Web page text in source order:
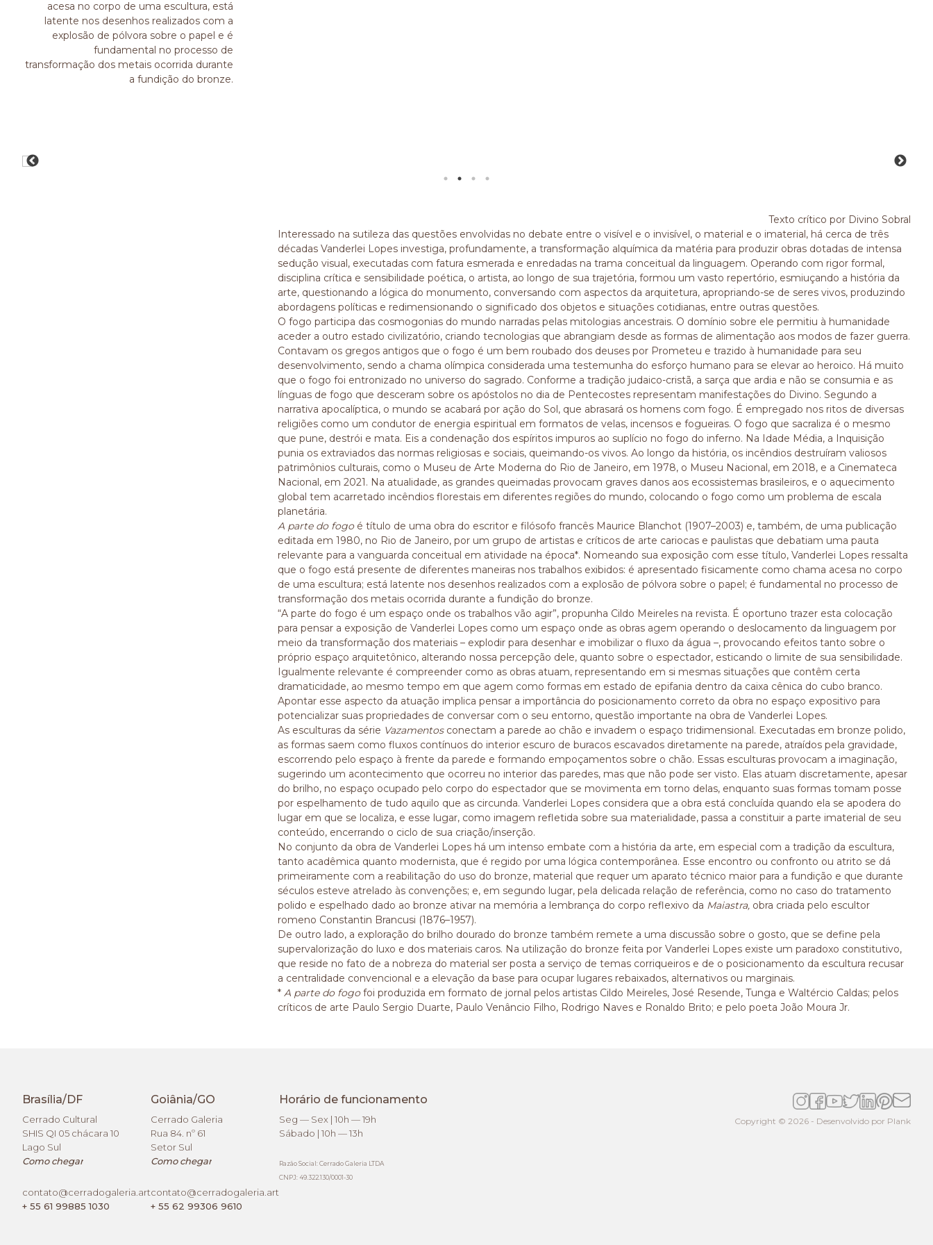
acesa no corpo de uma escultura, está
latente nos desenhos realizados com a
explosão de pólvora sobre o papel e é
fundamental no processo de
transformação dos metais ocorrida durante
a fundição do bronze.
Texto crítico por Divino Sobral
Interessado na sutileza das questões envolvidas no debate entre o visível e o invisível, o material e o imaterial, há cerca de três
décadas Vanderlei Lopes investiga, profundamente, a transformação alquímica da matéria para produzir obras dotadas de intensa
sedução visual, executadas com fatura esmerada e enredadas na trama conceitual da linguagem. Operando com rigor formal,
disciplina crítica e sensibilidade poética, o artista, ao longo de sua trajetória, formou um vasto repertório, esmiuçando a história da
arte, questionando a lógica do monumento, conversando com aspectos da arquitetura, apropriando-se de seres vivos, produzindo
abordagens políticas e redimensionando o significado dos objetos e situações cotidianas, entre outras questões.
O fogo participa das cosmogonias do mundo narradas pelas mitologias ancestrais. O domínio sobre ele permitiu à humanidade
aceder a outro estado civilizatório, criando tecnologias que abrangiam desde as formas de alimentação aos modos de fazer guerra.
Contavam os gregos antigos que o fogo é um bem roubado dos deuses por Prometeu e trazido à humanidade para seu
desenvolvimento, sendo a chama olímpica considerada uma testemunha do esforço humano para se elevar ao heroico. Há muito
que o fogo foi entronizado no universo do sagrado. Conforme a tradição judaico-cristã, a sarça que ardia e não se consumia e as
línguas de fogo que desceram sobre os apóstolos no dia de Pentecostes representam manifestações do Divino. Segundo a
narrativa apocalíptica, o mundo se acabará por ação do Sol, que abrasará os homens com fogo. É empregado nos ritos de diversas
religiões como um condutor de energia espiritual em formatos de velas, incensos e fogueiras. O fogo que sacraliza é o mesmo
que pune, destrói e mata. Eis a condenação dos espíritos impuros ao suplício no fogo do inferno. Na Idade Média, a Inquisição
punia os extraviados das normas religiosas e sociais, queimando-os vivos. Ao longo da história, os incêndios destruíram valiosos
patrimônios culturais, como o Museu de Arte Moderna do Rio de Janeiro, em 1978, o Museu Nacional, em 2018, e a Cinemateca
Nacional, em 2021. Na atualidade, as grandes queimadas provocam graves danos aos ecossistemas brasileiros, e o aquecimento
global tem acarretado incêndios florestais em diferentes regiões do mundo, colocando o fogo como um problema de escala
planetária.
A parte do fogoé título de uma obra do escritor e filósofo francês Maurice Blanchot (1907–2003) e, também, de uma publicação
editada em 1980, no Rio de Janeiro, por um grupo de artistas e críticos de arte cariocas e paulistas que debatiam uma pauta
relevante para a vanguarda conceitual em atividade na época*. Nomeando sua exposição com esse título, Vanderlei Lopes ressalta
que o fogo está presente de diferentes maneiras nos trabalhos exibidos: é apresentado fisicamente como chama acesa no corpo
de uma escultura; está latente nos desenhos realizados com a explosão de pólvora sobre o papel; é fundamental no processo de
transformação dos metais ocorrida durante a fundição do bronze.
“A parte do fogo é um espaço onde os trabalhos vão agir”, propunha Cildo Meireles na revista. É oportuno trazer esta colocação
para pensar a exposição de Vanderlei Lopes como um espaço onde as obras agem operando o deslocamento da linguagem por
meio da transformação dos materiais – explodir para desenhar e imobilizar o fluxo da água –, provocando efeitos tanto sobre o
próprio espaço arquitetônico, alterando nossa percepção dele, quanto sobre o espectador, esticando o limite de sua sensibilidade.
Igualmente relevante é compreender como as obras atuam, representando em si mesmas situações que contêm certa
dramaticidade, ao mesmo tempo em que agem como formas em estado de epifania dentro da caixa cênica do cubo branco.
Apontar esse aspecto da atuação implica pensar a importância do posicionamento correto da obra no espaço expositivo para
potencializar suas propriedades de conversar com o seu entorno, questão importante na obra de Vanderlei Lopes.
As esculturas da série Vazamentosconectam a parede ao chão e invadem o espaço tridimensional. Executadas em bronze polido,
as formas saem como fluxos contínuos do interior escuro de buracos escavados diretamente na parede, atraídos pela gravidade,
escorrendo pelo espaço à frente da parede e formando empoçamentos sobre o chão. Essas esculturas provocam a imaginação,
sugerindo um acontecimento que ocorreu no interior das paredes, mas que não pode ser visto. Elas atuam discretamente, apesar
do brilho, no espaço ocupado pelo corpo do espectador que se movimenta em torno delas, enquanto suas formas tomam posse
por espelhamento de tudo aquilo que as circunda. Vanderlei Lopes considera que a obra está concluída quando ela se apodera do
lugar em que se localiza, e esse lugar, como imagem refletida sobre sua materialidade, passa a constituir a parte imaterial de seu
conteúdo, encerrando o ciclo de sua criação/inserção.
No conjunto da obra de Vanderlei Lopes há um intenso embate com a história da arte, em especial com a tradição da escultura,
tanto acadêmica quanto modernista, que é regido por uma lógica contemporânea. Esse encontro ou confronto ou atrito se dá
primeiramente com a reabilitação do uso do bronze, material que requer um aparato técnico maior para a fundição e que durante
séculos esteve atrelado às convenções; e, em segundo lugar, pela delicada relação de referência, como no caso do tratamento
polido e espelhado dado ao bronze ativar na memória a lembrança do corpo reflexivo da Maiastra, obra criada pelo escultor
romeno Constantin Brancusi (1876–1957).
De outro lado, a exploração do brilho dourado do bronze também remete a uma discussão sobre o gosto, que se define pela
supervalorização do luxo e dos materiais caros. Na utilização do bronze feita por Vanderlei Lopes existe um paradoxo constitutivo,
que reside no fato de a nobreza do material ser posta a serviço de temas corriqueiros e de o posicionamento da escultura recusar
a centralidade convencional e a elevação da base para ocupar lugares rebaixados, alternativos ou marginais.
* A parte do fogofoi produzida em formato de jornal pelos artistas Cildo Meireles, José Resende, Tunga e Waltércio Caldas; pelos
críticos de arte Paulo Sergio Duarte, Paulo Venâncio Filho, Rodrigo Naves e Ronaldo Brito; e pelo poeta João Moura Jr.
Brasília/DF
Cerrado Cultural
SHIS QI 05 chácara 10
Lago Sul
Como chegar
contato@cerradogaleria.art
+ 55 61 99885 1030
Goiânia/GO
Cerrado Galeria
Rua 84. nº 61
Setor Sul
Como chegar
contato@cerradogaleria.art
+ 55 62 99306 9610
Horário de funcionamento
Seg — Sex | 10h — 19h
Sábado | 10h — 13h
Razão Social: Cerrado Galeria LTDA
CNPJ: 49.322.130/0001-30
Copyright © 2026 - Desenvolvido por Plank